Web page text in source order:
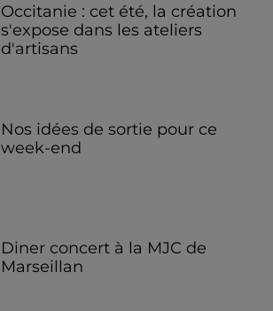
Occitanie : cet été, la création
s'expose dans les ateliers
d'artisans
Nos idées de sortie pour ce
week-end
Diner concert à la MJC de
Marseillan